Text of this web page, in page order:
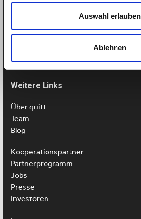
Auswahl erlauben
Ablehnen
Mo-Fr: 9-13 Uhr
Weitere Links
Über quitt
Team
Blog
Kooperationspartner
Partnerprogramm
Jobs
Presse
Investoren